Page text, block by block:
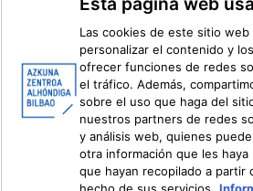
Ivoox
Información legal Sistema
Las cookies de este sitio web
personalizar el contenido y
ofrecer funciones de redes
el tráfico. Además,
sobre el uso que haga del
nuestros partners de redes
y análisis web, quienes
otra información que les
que hayan recopilado a partir